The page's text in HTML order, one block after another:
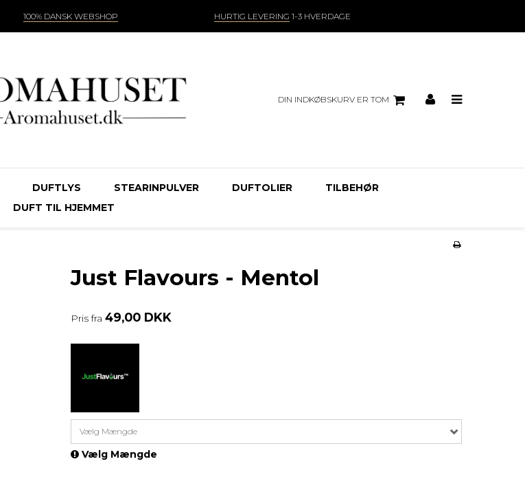
100% DANSK WEBSHOP HURTIG LEVERING 1-3 HVERDAGE
DIN INDKØBSKURV ER TOM
DUFTLYS STEARINPULVER DUFTOLIER
TILBEHØR
DUFT TIL HJEMMET
Just Flavours - Mentol
Pris fra 49,00 DKK
Vælg Mængde
Vælg Mængde